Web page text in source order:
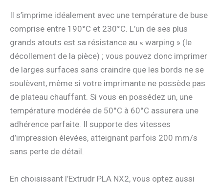
Il s’imprime idéalement avec une température de buse
comprise entre 190°C et 230°C. L’un de ses plus
grands atouts est sa résistance au « warping » (le
décollement de la pièce) ; vous pouvez donc imprimer
de larges surfaces sans craindre que les bords ne se
soulèvent, même si votre imprimante ne possède pas
de plateau chauffant. Si vous en possédez un, une
température modérée de 50°C à 60°C assurera une
adhérence parfaite. Il supporte des vitesses
d’impression élevées, atteignant parfois 200 mm/s
sans perte de détail.
En choisissant l’Extrudr PLA NX2, vous optez aussi